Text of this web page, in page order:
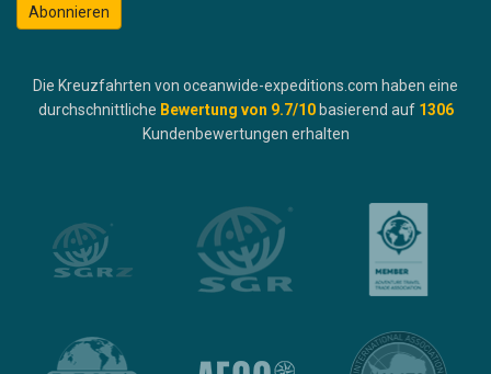
Abonnieren
Die Kreuzfahrten von oceanwide-expeditions.com haben eine
durchschnittliche Bewertung von 9.7/10 basierend auf 1306
Kundenbewertungen erhalten